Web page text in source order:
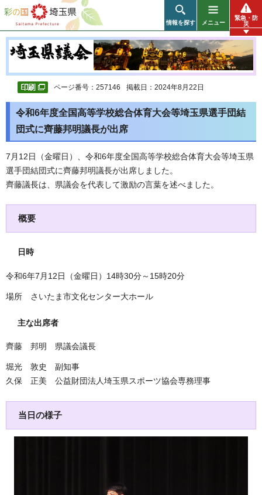
彩の国 埼玉県
情報を探す メニュー
緊急・防
災
ページ番号：257146 掲載日：2024年8月22日
令和6年度全国高等学校総合体育大会等埼玉県選手団結
団式に齊藤邦明議長が出席
7月12日（金曜日）、令和6年度全国高等学校総合体育大会等埼玉県
選手団結団式に齊藤邦明議長が出席しました。
齊藤議長は、県議会を代表して激励の言葉を述べました。
概要
日時
令和6年7月12日（金曜日）14時30分～15時20分
場所 さいたま市文化センター大ホール
主な出席者
齊藤 邦明 県議会議長
堀光 敦史 副知事
久保 正美 公益財団法人埼玉県スポーツ協会専務理事
当日の様子